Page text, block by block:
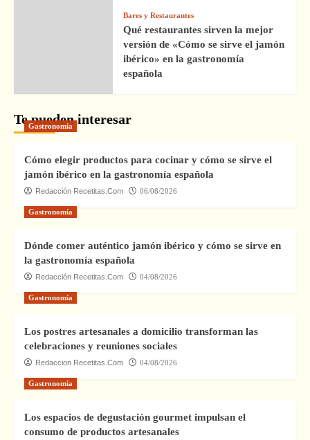
Bares y Restaurantes
Qué restaurantes sirven la mejor
versión de «Cómo se sirve el jamón
ibérico» en la gastronomía
española
Te pueden interesar
Gastronomía
Cómo elegir productos para cocinar y cómo se sirve el
jamón ibérico en la gastronomía española
Redacción Recetitas.Com 06/08/2026
Gastronomía
Dónde comer auténtico jamón ibérico y cómo se sirve en
la gastronomía española
Redacción Recetitas.Com 04/08/2026
Gastronomía
Los postres artesanales a domicilio transforman las
celebraciones y reuniones sociales
Redaccion Recetitas.Com 04/08/2026
Gastronomía
Los espacios de degustación gourmet impulsan el
consumo de productos artesanales